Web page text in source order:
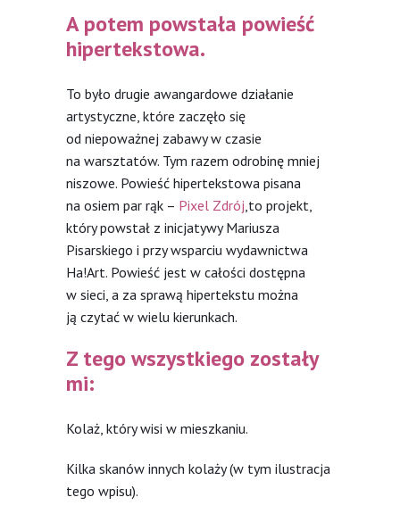
A potem powstała powieść
hipertekstowa.
To było drugie awangardowe działanie
artystyczne, które zaczęło się
od niepoważnej zabawy w czasie
na warsztatów. Tym razem odrobinę mniej
niszowe. Powieść hipertekstowa pisana
na osiem par rąk – Pixel Zdrój ,to projekt,
który powstał z inicjatywy Mariusza
Pisarskiego i przy wsparciu wydawnictwa
Ha!Art. Powieść jest w całości dostępna
w sieci, a za sprawą hipertekstu można
ją czytać w wielu kierunkach.
Z tego wszystkiego zostały
mi:
Kolaż, który wisi w mieszkaniu.
Kilka skanów innych kolaży (w tym ilustracja
tego wpisu).